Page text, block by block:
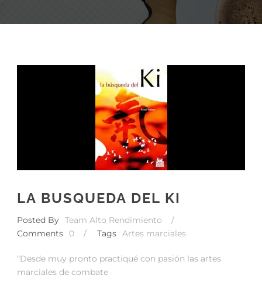
LA BUSQUEDA DEL KI
Posted By Team Alto Rendimiento
/
Comments
0 / Tags Artes marciales
“Desde muy pronto practiqué con pasión las artes
marciales de combate